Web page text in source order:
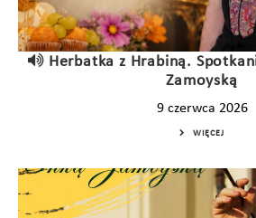
Herbatka z Hrabiną.
Zamoyską
9 czerwca 2026
WIĘCEJ